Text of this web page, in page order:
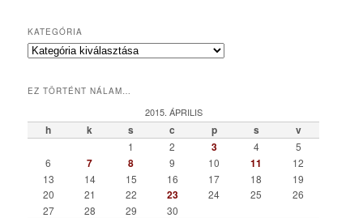
KATEGÓRIA
K
e
ó
r
EZ TÖRTÉNT NÁLAM…
2015. ÁPRILIS
h k s c p s v
1 2 3 4
5
6
7 8 9 10 11
12
13
14 15 16 17 18
19
20
21 22 23 24 25
26
27
28 29 30